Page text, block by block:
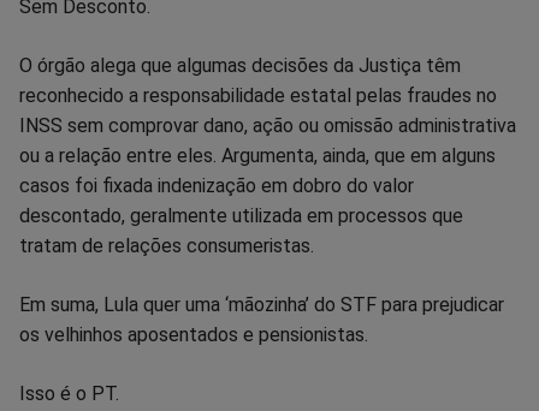
Sem Desconto.
O órgão alega que algumas decisões da Justiça têm
reconhecido a responsabilidade estatal pelas fraudes no
INSS sem comprovar dano, ação ou omissão administrativa
ou a relação entre eles. Argumenta, ainda, que em alguns
casos foi fixada indenização em dobro do valor
descontado, geralmente utilizada em processos que
tratam de relações consumeristas.
Em suma, Lula quer uma ‘mãozinha’ do STF para prejudicar
os velhinhos aposentados e pensionistas.
Isso é o PT.